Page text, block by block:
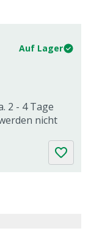
Auf Lager
2 - 4 Tage
nicht